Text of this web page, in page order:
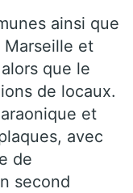
ainsi que
Marseille et
que le
de locaux.
et
avec
de
second